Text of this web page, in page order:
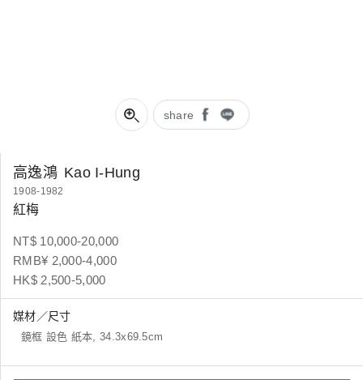
share
高逸鴻 Kao I-Hung
1908-1982
紅梅
NT$ 10,000-20,000
RMB¥ 2,000-4,000
HK$ 2,500-5,000
媒材／尺寸
鏡框 設色 紙本, 34.3x69.5cm